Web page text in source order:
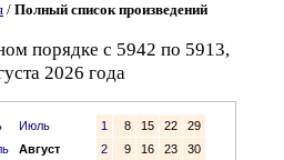
/ Полный список произведений
порядке с 5942 по 5913,
2026 года
Июль
Август
1 8 15 22
29
2
9 16 23
30